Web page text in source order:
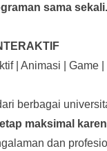
sama sekali.
| Animasi | Game
berbagai
maksimal
dan